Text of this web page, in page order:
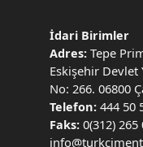
İdari Birimler
Adres: Tepe
Eskişehir Devlet
No: 266. 06800
Telefon: 444 50
Faks: 0(312) 265